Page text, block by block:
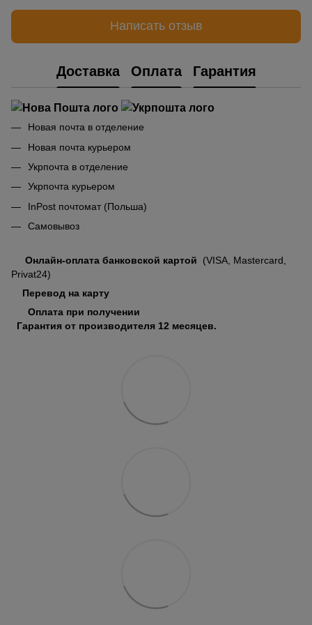
Написать отзыв
Доставка Оплата Гарантия
Новая почта в отделение
Новая почта курьером
Укрпочта в отделение
Укрпочта курьером
InPost почтомат (Польша)
Самовывоз
Онлайн-оплата банковской картой
(VISA, Mastercard,
Privat24)
Перевод на карту
Оплата при получении
Гарантия от производителя 12 месяцев.